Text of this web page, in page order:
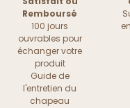
Remboursé
100 jours
ouvrables pour
échanger votre
produit
Guide de
l'entretien du
chapeau